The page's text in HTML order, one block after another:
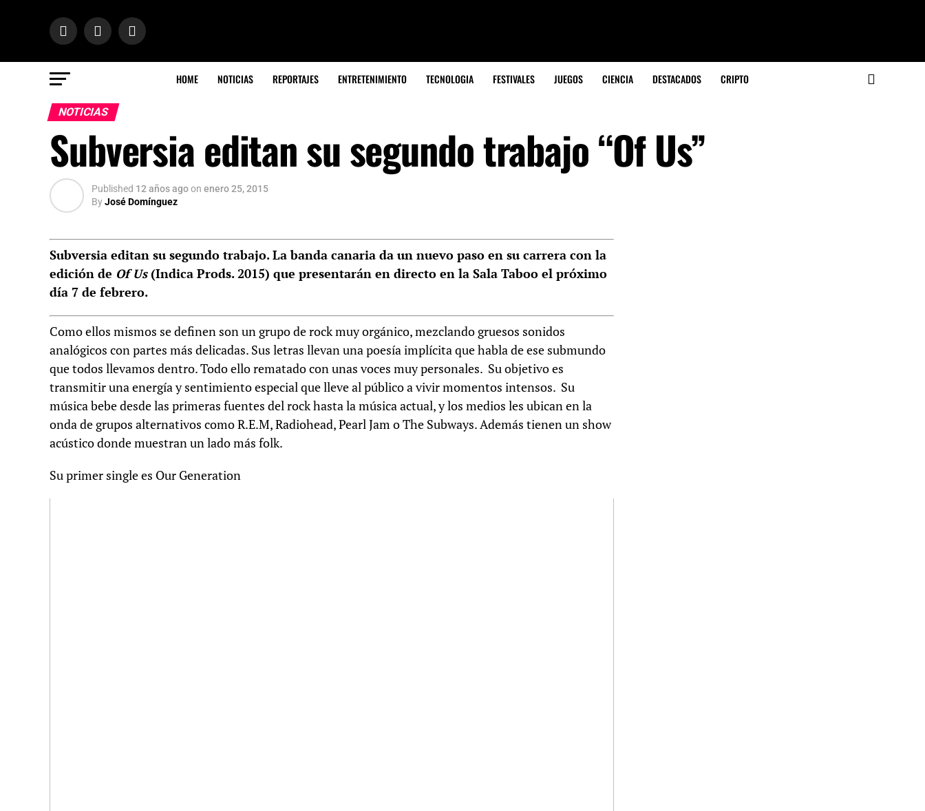
HOME NOTICIAS REPORTAJES ENTRETENIMIENTO TECNOLOGIA FESTIVALES JUEGOS CIENCIA DESTACADOS CRIPTO
NOTICIAS
Subversia editan su segundo trabajo “Of Us”
Published 12 años agoon enero 25, 2015
ByJosé Domínguez
Subversia editan su segundo trabajo. La banda canaria da un nuevo paso en su carrera con la
edición de Of Us(Indica Prods. 2015) que presentarán en directo en la Sala Taboo el próximo
día 7 de febrero.
Como ellos mismos se definen son un grupo de rock muy orgánico, mezclando gruesos sonidos
analógicos con partes más delicadas. Sus letras llevan una poesía implícita que habla de ese submundo
que todos llevamos dentro. Todo ello rematado con unas voces muy personales. Su objetivo es
transmitir una energía y sentimiento especial que lleve al público a vivir momentos intensos. Su
música bebe desde las primeras fuentes del rock hasta la música actual, y los medios les ubican en la
onda de grupos alternativos como R.E.M, Radiohead, Pearl Jam o The Subways. Además tienen un show
acústico donde muestran un lado más folk.
Su primer single es Our Generation